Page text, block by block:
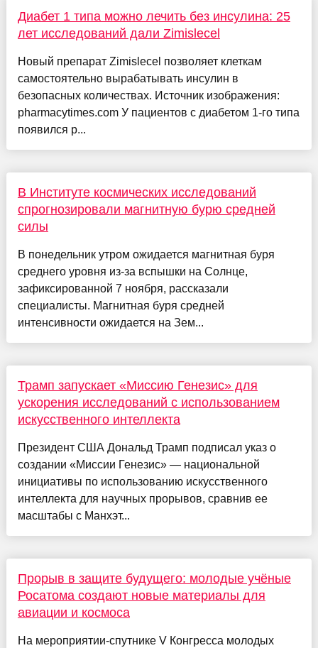
Диабет 1 типа можно лечить без инсулина: 25
лет исследований дали Zimislecel
Новый препарат Zimislecel позволяет клеткам
самостоятельно вырабатывать инсулин в
безопасных количествах. Источник изображения:
pharmacytimes.com У пациентов с диабетом 1-го типа
появился р...
В Институте космических исследований
спрогнозировали магнитную бурю средней
силы
В понедельник утром ожидается магнитная буря
среднего уровня из-за вспышки на Солнце,
зафиксированной 7 ноября, рассказали
специалисты. Магнитная буря средней
интенсивности ожидается на Зем...
Трамп запускает «Миссию Генезис» для
ускорения исследований с использованием
искусственного интеллекта
Президент США Дональд Трамп подписал указ о
создании «Миссии Генезис» — национальной
инициативы по использованию искусственного
интеллекта для научных прорывов, сравнив ее
масштабы с Манхэт...
Прорыв в защите будущего: молодые учёные
Росатома создают новые материалы для
авиации и космоса
На мероприятии-спутнике V Конгресса молодых